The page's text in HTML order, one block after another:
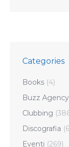
Categories
Books (4)
Buzz Agency
Clubbing
Discografia
Eventi (269)